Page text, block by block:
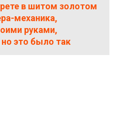
в шитом золотом
механика,
руками,
это было так